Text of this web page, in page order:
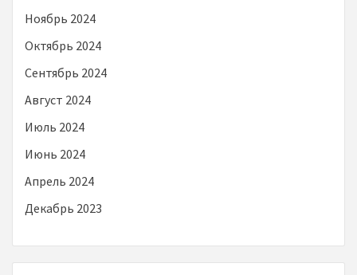
Ноябрь 2024
Октябрь 2024
Сентябрь 2024
Август 2024
Июль 2024
Июнь 2024
Апрель 2024
Декабрь 2023